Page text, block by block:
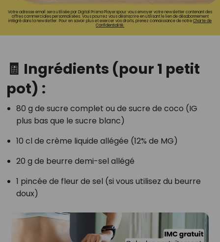
Votre adresse email sera utilisée par Digital Prisma Playerspour vous envoyer votre newsletter contenant des
offres commerciales personnalisées. Vous pourrez vous désinscrire en utilisant le lien de désabonnement
intégré dans la newsletter. Pour en savoir plus et exercer vos droits, prenez connaissance de notreCharte de
Confidentialité.
🧾 Ingrédients (pour 1 petit
pot) :
80 g de sucre complet ou de sucre de coco (IG
plus bas que le sucre blanc)
10 cl de crème liquide allégée (12% de MG)
20 g de beurre demi-sel allégé
1 pincée de fleur de sel (si vous utilisez du beurre
doux)